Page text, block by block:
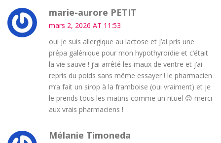
marie-aurore PETIT
mars 2, 2026 AT 11:53
oui je suis allergique au lactose et j’ai pris une
prépa galénique pour mon hypothyroïdie et c’était
la vie sauve ! j’ai arrêté les maux de ventre et j’ai
repris du poids sans même essayer ! le pharmacien
m’a fait un sirop à la framboise (oui vraiment) et je
le prends tous les matins comme un rituel 😊 merci
aux vrais pharmaciens !
Mélanie Timoneda